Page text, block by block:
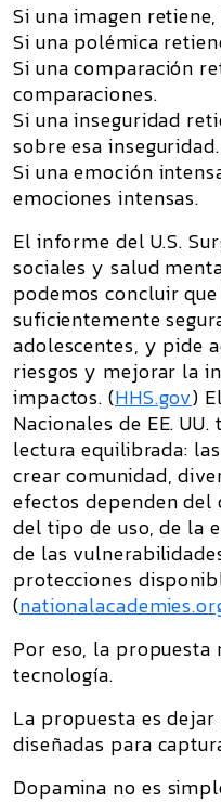
Si una imagen
Si una polémica
Si una comparación
comparaciones.
Si una inseguridad
sobre esa inseguridad.
Si una emoción
emociones intensas.
El informe del U.S.
sociales y salud
podemos concluir
suficientemente
adolescentes, y pide
riesgos y mejorar la
impactos. (HHS.gov)
Nacionales de EE.
lectura equilibrada:
crear comunidad,
efectos dependen
del tipo de uso, de la
de las
protecciones
(
Por eso, la propuesta
tecnología.
La propuesta es
diseñadas para
Dopamina no es